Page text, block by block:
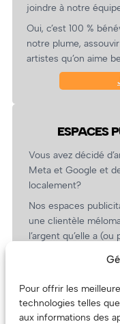
Pour offrir les
technologies telles
aux informations des
joindre à notre
Oui, c’est 100 %
notre plume,
artistes qu’on aime
ESPACES
Vous avez décidé
Meta et Google et
localement?
Nos espaces
une clientèle
l’argent qu’elle a
revient.
(Oui, on va avoir